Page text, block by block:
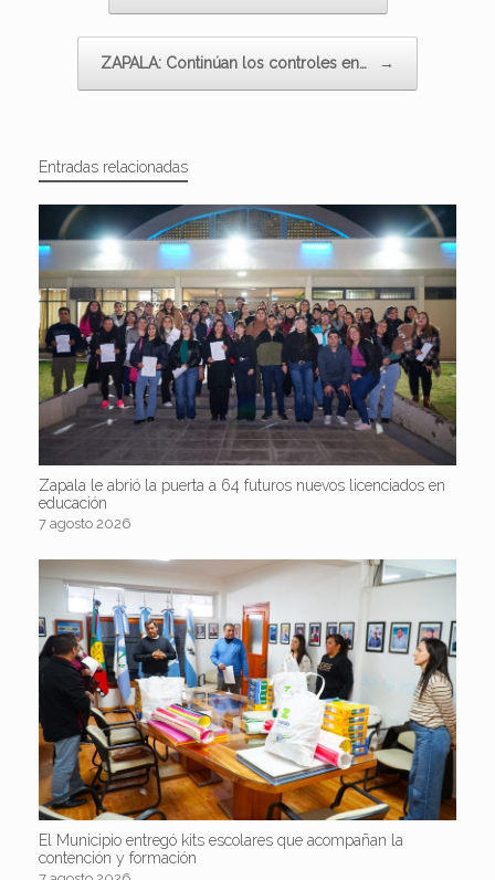
ZAPALA: Continúan los controles en… →
Entradas relacionadas
Zapala le abrió la puerta a 64 futuros nuevos licenciados en
educación
7 agosto 2026
El Municipio entregó kits escolares que acompañan la
contención y formación